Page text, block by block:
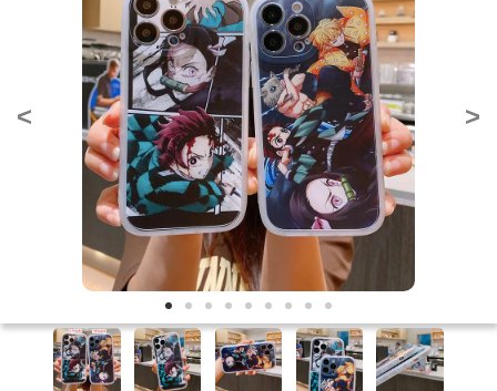
新規会員登録
CATEGORY
ホーム
Rakuma iPhone ケース
Rakuma 高品質 財布
iPhoneケース
AirPodsケース
ケースDIY
< >